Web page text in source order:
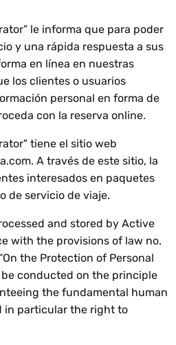
le informa que para poder
y una rápida respuesta a sus
en línea en nuestras
los clientes o usuarios
personal en forma de
con la reserva online.
tiene el sitio web
. A través de este sitio, la
interesados en paquetes
de servicio de viaje.
and stored by Active
with the provisions of law no.
the Protection of Personal
be conducted on the principle
the fundamental human
in particular the right to